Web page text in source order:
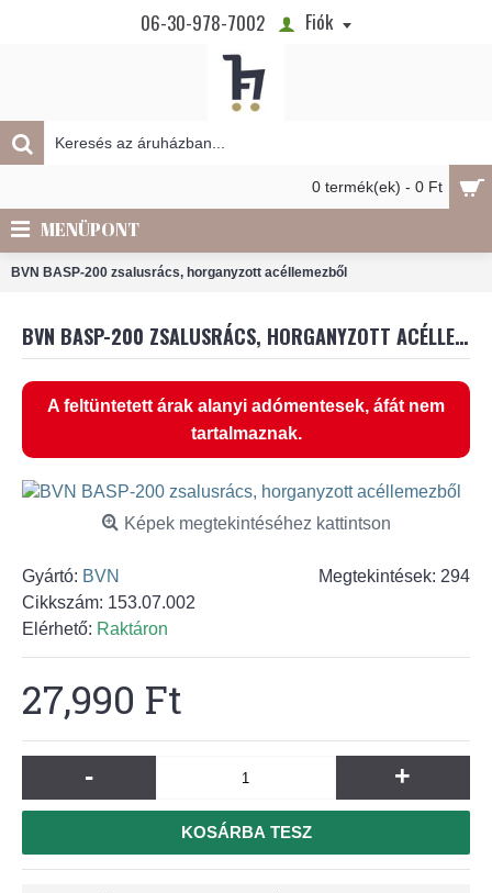
06-30-978-7002 Fiók
0 termék(ek) - 0 Ft
MENÜPONT
BVN BASP-200 zsalusrács, horganyzott acéllemezből
BVN BASP-200 ZSALUSRÁCS, HORGANYZOTT ACÉLLEMEZBŐL
A feltüntetett árak alanyi adómentesek, áfát nem
tartalmaznak.
Képek megtekintéséhez kattintson
Megtekintések: 294
Gyártó: BVN
Cikkszám: 153.07.002
Elérhető: Raktáron
27,990 Ft
- +
KOSÁRBA TESZ